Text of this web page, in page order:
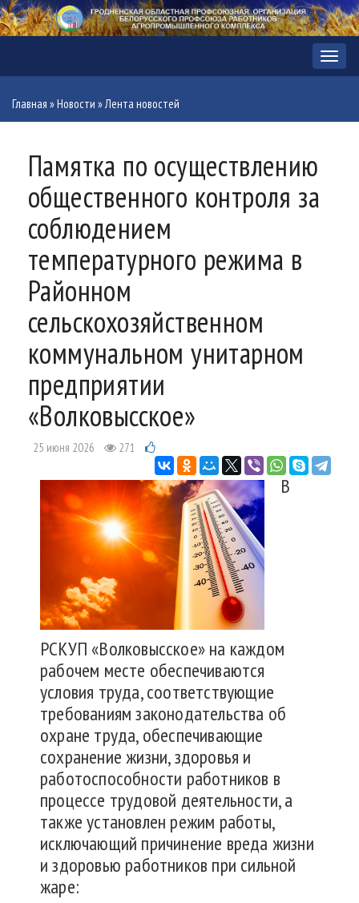
Меню
Главная »Новости »Лента новостей
Памятка по осуществлению
общественного контроля за
соблюдением
температурного режима в
Районном
сельскохозяйственном
коммунальном унитарном
предприятии
«Волковысское»
25 июня 2026 271
В
РСКУП «Волковысское» на каждом
рабочем месте обеспечиваются
условия труда, соответствующие
требованиям законодательства об
охране труда, обеспечивающие
сохранение жизни, здоровья и
работоспособности работников в
процессе трудовой деятельности, а
также установлен режим работы,
исключающий причинение вреда жизни
и здоровью работников при сильной
жаре: